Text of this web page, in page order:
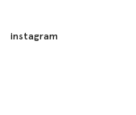
instagram